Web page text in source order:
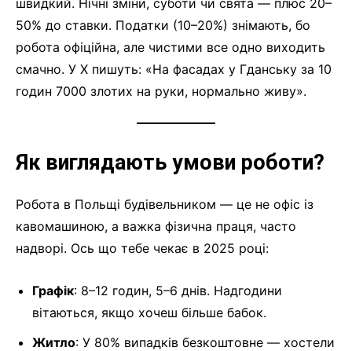
швидкий. Нічні зміни, суботи чи свята — плюс 20–
50% до ставки. Податки (10–20%) знімають, бо
робота офіційна, але чистими все одно виходить
смачно. У X пишуть: «На фасадах у Гданську за 10
годин 7000 злотих на руки, нормально живу».
Як виглядають умови роботи?
Робота в Польщі будівельником — це не офіс із
кавомашиною, а важка фізична праця, часто
надворі. Ось що тебе чекає в 2025 році:
Графік: 8–12 годин, 5–6 днів. Надгодини
вітаються, якщо хочеш більше бабок.
Житло: У 80% випадків безкоштовне — хостели